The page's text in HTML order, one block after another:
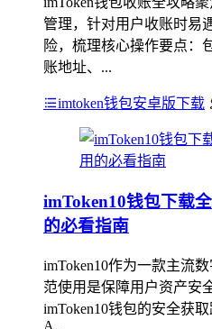
管理，针对用户收账时易
险，梳理核心操作要点：
账地址、...
imtoken钱包安卓版下载
imToken10钱包下载
的必看指南
imToken10作为一款主流
范使用是保障用户资产安
imToken10钱包的安全获
A...